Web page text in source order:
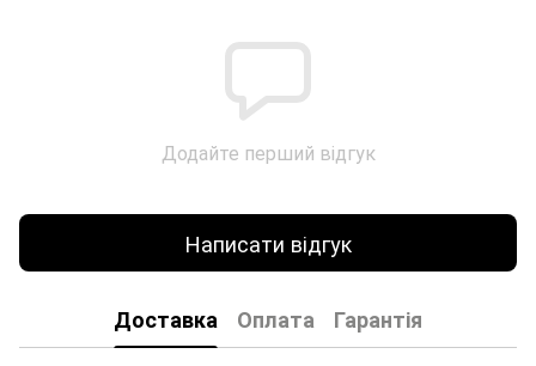
Додайте перший відгук
Написати відгук
Доставка Оплата Гарантія